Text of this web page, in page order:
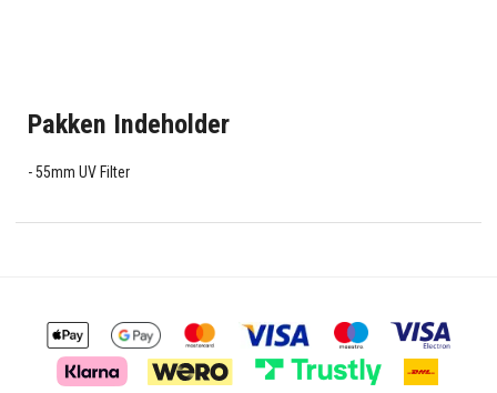
Pakken Indeholder
55mm UV Filter